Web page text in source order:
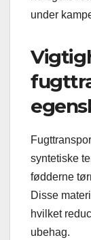
under
syntetiske
fødderne
Disse
hvilket
ubehag.